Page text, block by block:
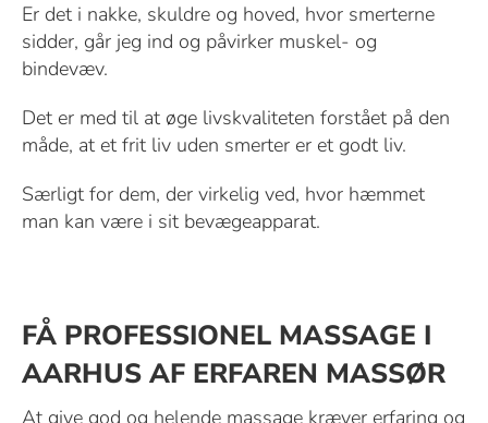
Er det i nakke, skuldre og hoved, hvor smerterne
sidder, går jeg ind og påvirker muskel- og
bindevæv.
Det er med til at øge livskvaliteten forstået på den
måde, at et frit liv uden smerter er et godt liv.
Særligt for dem, der virkelig ved, hvor hæmmet
man kan være i sit bevægeapparat.
FÅ PROFESSIONEL MASSAGE I
AARHUS AF ERFAREN MASSØR
At give god og helende massage kræver erfaring og